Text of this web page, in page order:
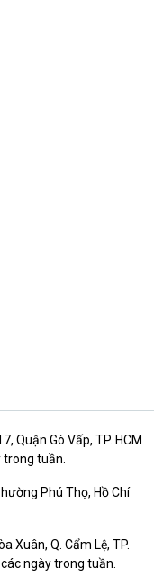
Quận Gò Vấp, TP. HCM
tuần.
Phú Thọ, Hồ Chí
Xuân, Q. Cẩm Lệ, TP.
ngày trong tuần.